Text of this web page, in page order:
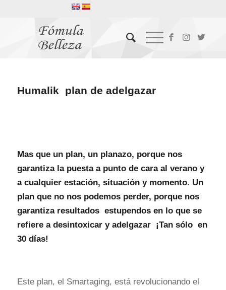
Humalik plan de adelgazar
Mas que un plan, un planazo, porque nos
garantiza la puesta a punto de cara al verano y
a cualquier estación, situación y momento. Un
plan que no nos podemos perder, porque nos
garantiza resultados estupendos en lo que se
refiere a desintoxicar y adelgazar ¡Tan sólo en
30 días!
Este plan, el Smartaging, está revolucionando el